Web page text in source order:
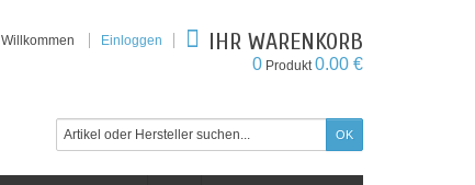
Willkommen Einloggen IHR WARENKORB
0 Produkt0.00 €